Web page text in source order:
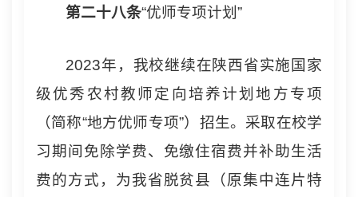
第二十八条“优师专项计划”
2023年，我校继续在陕西省实施国家
级优秀农村教师定向培养计划地方专项
（简称“地方优师专项”）招生。采取在校学
习期间免除学费、免缴住宿费并补助生活
费的方式，为我省脱贫县（原集中连片特